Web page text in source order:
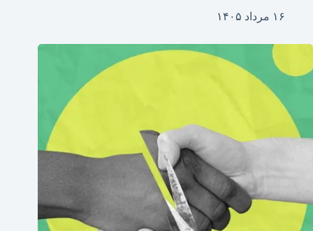
۱۶ مرداد ۱۴۰۵